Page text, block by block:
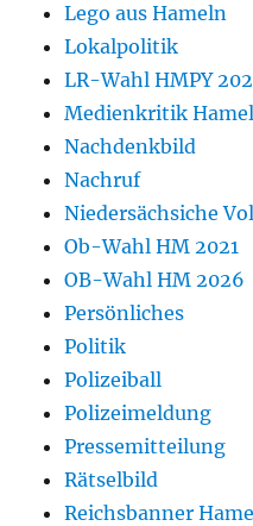
Lego aus Hameln
Lokalpolitik
LR-Wahl HMPY
Medienkritik
Nachdenkbild
Nachruf
Niedersächsiche
Ob-Wahl HM 2021
OB-Wahl HM 2026
Persönliches
Politik
Polizeiball
Polizeimeldung
Pressemitteilung
Rätselbild
Reichsbanner